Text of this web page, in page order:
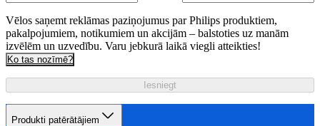
Vēlos saņemt reklāmas paziņojumus par Philips produktiem,
pakalpojumiem, notikumiem un akcijām – balstoties uz manām
izvēlēm un uzvedību. Varu jebkurā laikā viegli atteikties!
Ko tas nozīmē?
Iesniegt
Produkti patērātājiem